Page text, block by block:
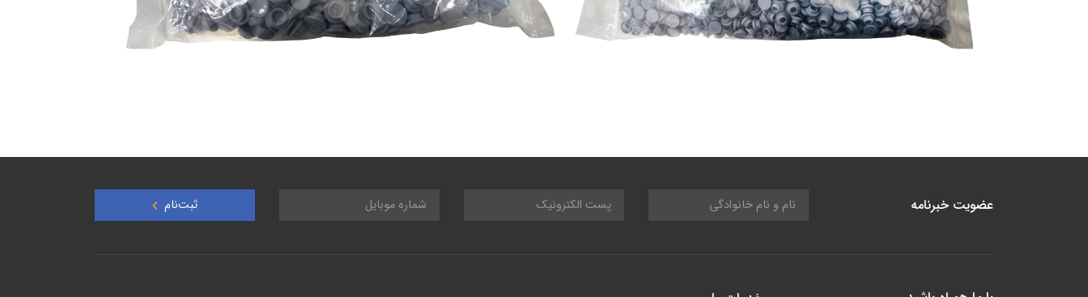
عضویت خبرنامه ثبت‌نام